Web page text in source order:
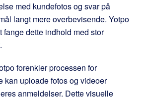
med kundefotos og svar på
langt mere overbevisende. Yotpo
fange dette indhold med stor
forenkler processen for
kan uploade fotos og videoer
anmeldelser. Dette visuelle